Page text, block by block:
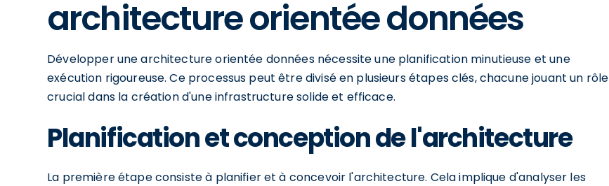
architecture orientée données
Développer une architecture orientée données nécessite une planification minutieuse et une
exécution rigoureuse. Ce processus peut être divisé en plusieurs étapes clés, chacune jouant un rôle
crucial dans la création d'une infrastructure solide et efficace.
Planification et conception de l'architecture
La première étape consiste à planifier et à concevoir l'architecture. Cela implique d'analyser les